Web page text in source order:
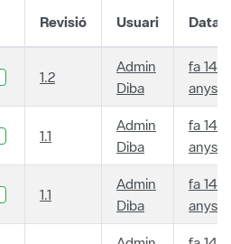
Revisió Usuari Data
1.2
Admin
Diba
fa 14
anys
1.1
Admin
Diba
fa 14
anys
1.1
Admin
Diba
fa 14
anys